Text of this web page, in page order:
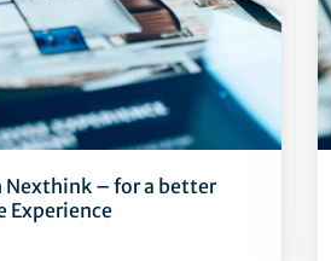
Nexthink – for a better
Experience